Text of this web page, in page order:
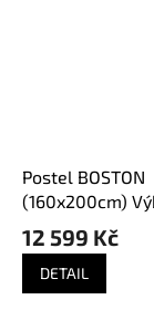
Postel BOSTON
(160x200cm)
barev
12 599 Kč
DETAIL